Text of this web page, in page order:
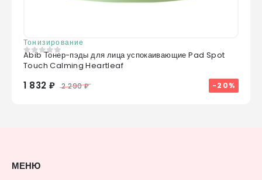
Тонизирование
0из 5
Abib Тонер-пэды для лица успокаивающие Pad Spot
Touch Calming Heartleaf
1 832 ₽ 2 290 ₽ -20%
МЕНЮ